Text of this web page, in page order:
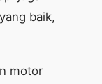
baik,
motor